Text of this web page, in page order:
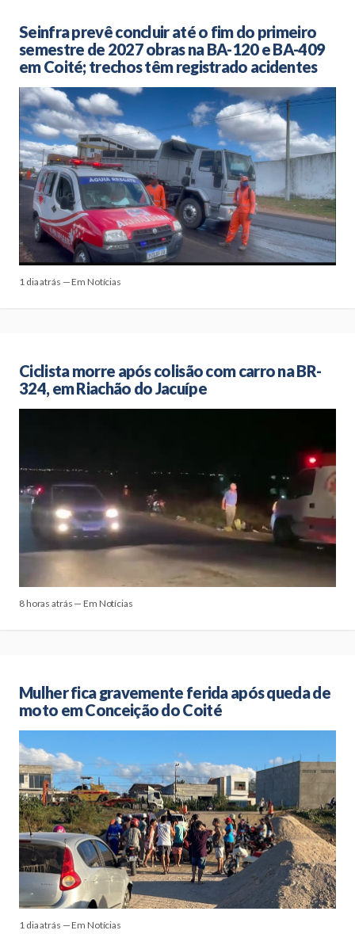
Seinfra prevê concluir até o fim do primeiro
semestre de 2027 obras na BA-120 e BA-409
em Coité; trechos têm registrado acidentes
1 dia atrás — Em Notícias
Ciclista morre após colisão com carro na BR-
324, em Riachão do Jacuípe
8 horas atrás — Em Notícias
Mulher fica gravemente ferida após queda de
moto em Conceição do Coité
1 dia atrás — Em Notícias